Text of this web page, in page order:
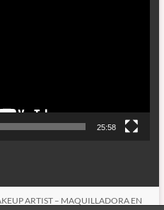
25:58
ARTIST – MAQUILLADORA EN